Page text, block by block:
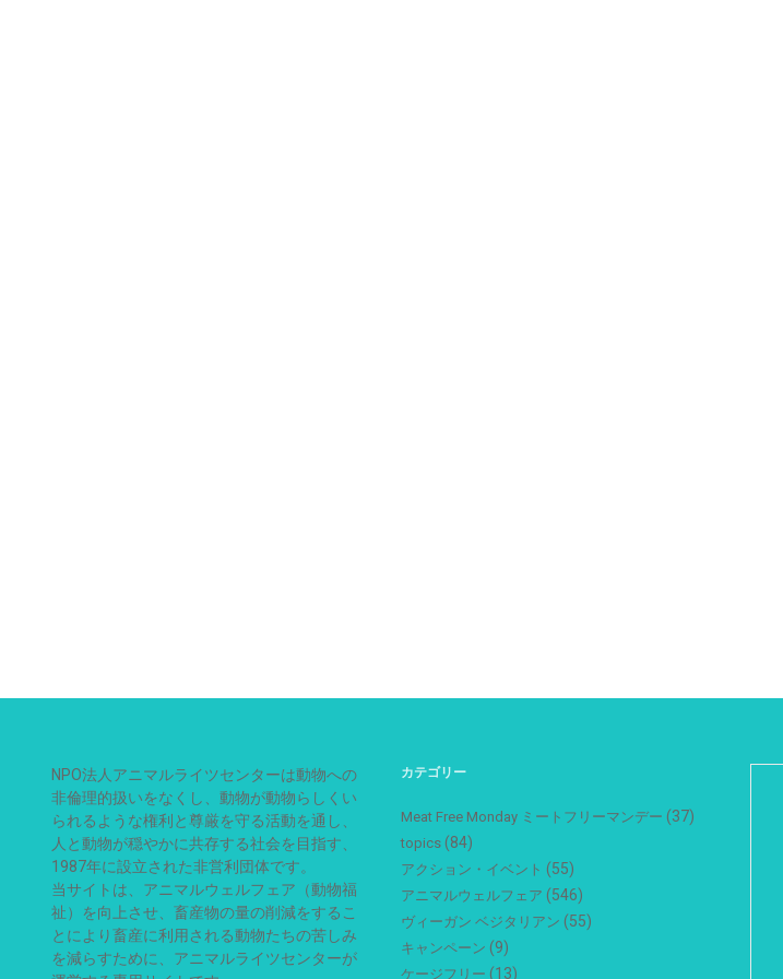
NPO法人アニマルライツセンターは動物への
非倫理的扱いをなくし、動物が動物らしくい
られるような権利と尊厳を守る活動を通し、
人と動物が穏やかに共存する社会を目指す、
1987年に設立された非営利団体です。
当サイトは、アニマルウェルフェア（動物福
祉）を向上させ、畜産物の量の削減をするこ
とにより畜産に利用される動物たちの苦しみ
を減らすために、アニマルライツセンターが
カテゴリー
Meat Free Monday ミートフリーマンデー (37)
topics (84)
アクション・イベント (55)
アニマルウェルフェア (546)
ヴィーガン ベジタリアン (55)
キャンペーン (9)
ケージフリー (13)